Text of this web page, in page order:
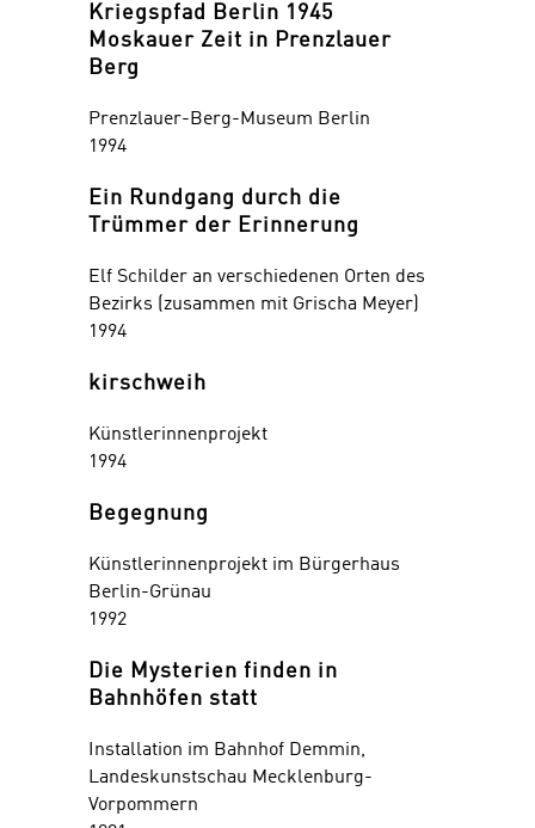
Kriegspfad Berlin 1945
Moskauer Zeit in Prenzlauer
Berg
Prenzlauer-Berg-Museum Berlin
1994
Ein Rundgang durch die
Trümmer der Erinnerung
Elf Schilder an verschiedenen Orten des
Bezirks (zusammen mit Grischa Meyer)
1994
kirschweih
Künstlerinnenprojekt
1994
Begegnung
Künstlerinnenprojekt im Bürgerhaus
Berlin-Grünau
1992
Die Mysterien finden in
Bahnhöfen statt
Installation im Bahnhof Demmin,
Landeskunstschau Mecklenburg-
Vorpommern